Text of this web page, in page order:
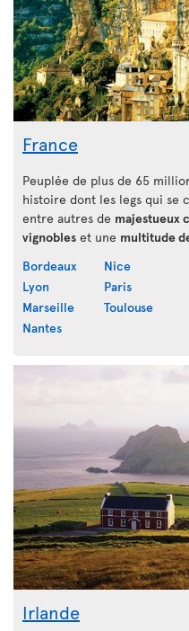
France
Peuplée de plus de 65
histoire dont les legs qui
entre autres de majestueux
vignobles et une multitude
Bordeaux
Lyon
Marseille
Nantes
Nice
Paris
Toulouse
Irlande